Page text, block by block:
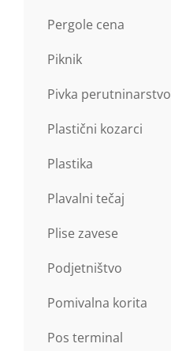
Pergole cena
Piknik
Pivka perutninarstvo
Plastični kozarci
Plastika
Plavalni tečaj
Plise zavese
Podjetništvo
Pomivalna korita
Pos terminal